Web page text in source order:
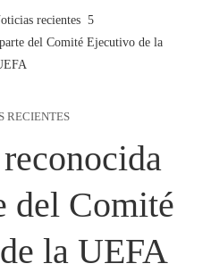
recientes
del Comité Ejecutivo de la
RECIENTES
del Comité
la UEFA